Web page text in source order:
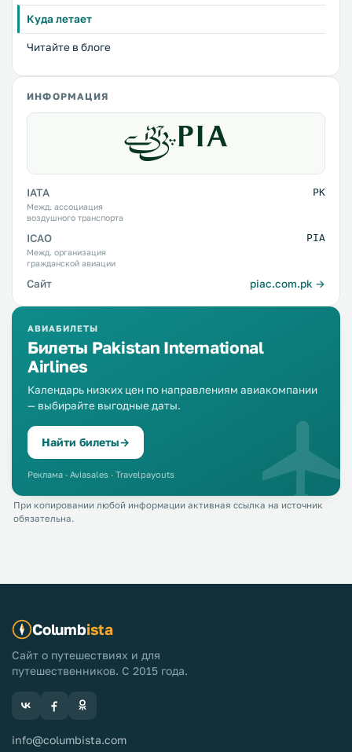
Куда летает
Читайте в блоге
ИНФОРМАЦИЯ
IATA
Межд. ассоциация
воздушного транспорта
PK
ICAO
Межд. организация
гражданской авиации
PIA
Сайт piac.com.pk →
АВИАБИЛЕТЫ
Билеты Pakistan International
Airlines
Календарь низких цен по направлениям авиакомпании
— выбирайте выгодные даты.
Найти билеты→
Реклама · Aviasales · Travelpayouts
При копировании любой информации активная ссылка на источник
обязательна.
Columbista
Сайт о путешествиях и для
путешественников. С 2015 года.
info@columbista.com